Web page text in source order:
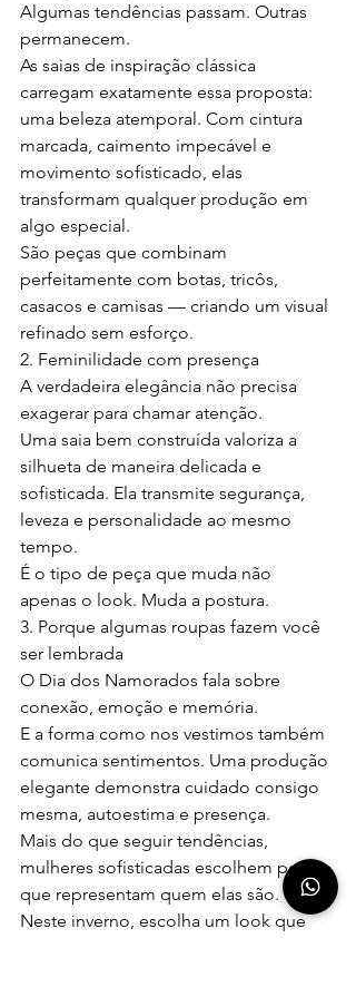
Algumas tendências passam. Outras
permanecem.
As saias de inspiração clássica
carregam exatamente essa proposta:
uma beleza atemporal. Com cintura
marcada, caimento impecável e
movimento sofisticado, elas
transformam qualquer produção em
algo especial.
São peças que combinam
perfeitamente com botas, tricôs,
casacos e camisas — criando um visual
refinado sem esforço.
2. Feminilidade com presença
A verdadeira elegância não precisa
exagerar para chamar atenção.
Uma saia bem construída valoriza a
silhueta de maneira delicada e
sofisticada. Ela transmite segurança,
leveza e personalidade ao mesmo
tempo.
É o tipo de peça que muda não
apenas o look. Muda a postura.
3. Porque algumas roupas fazem você
ser lembrada
O Dia dos Namorados fala sobre
conexão, emoção e memória.
E a forma como nos vestimos também
comunica sentimentos. Uma produção
elegante demonstra cuidado consigo
mesma, autoestima e presença.
Mais do que seguir tendências,
mulheres sofisticadas escolhem peças
que representam quem elas são.
Neste inverno, escolha um look que